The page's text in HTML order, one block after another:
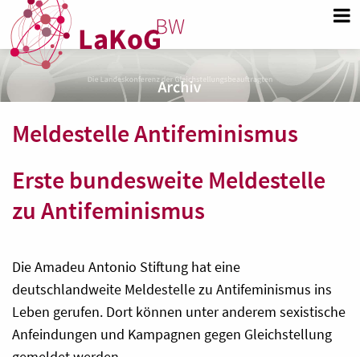
Meldestelle Antifeminismus
Erste bundesweite Meldestelle
zu Antifeminismus
Die Amadeu Antonio Stiftung hat eine
deutschlandweite Meldestelle zu Antifeminismus ins
Leben gerufen. Dort können unter anderem sexistische
Anfeindungen und Kampagnen gegen Gleichstellung